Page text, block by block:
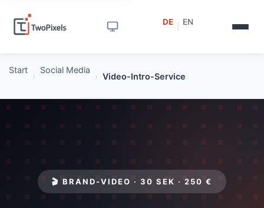
DE EN
Start
›
Social Media
› Video-Intro-Service
🎬 BRAND-VIDEO · 30 SEK · 250 €